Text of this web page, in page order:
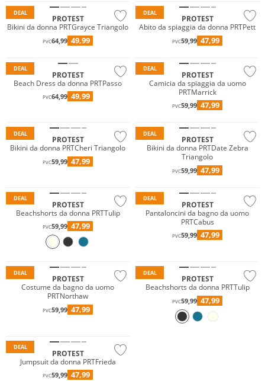
DEAL
PROTEST
Bikini da donna PRTGrayce Triangolo
PVC64,99 49,99
DEAL
PROTEST
Abito da spiaggia da donna PRTPett
PVC59,99 47,99
DEAL
PROTEST
Beach Dress da donna PRTPasso
PVC64,99 49,99
DEAL
PROTEST
Camicia da spiaggia da uomo
PRTMarrick
PVC59,99 47,99
DEAL
PROTEST
Bikini da donna PRTCheri Triangolo
PVC59,99 47,99
DEAL
PROTEST
Bikini da donna PRTDate Zebra
Triangolo
PVC59,99 47,99
DEAL
PROTEST
Beachshorts da donna PRTTulip
PVC59,99 47,99
DEAL
PROTEST
Pantaloncini da bagno da uomo
PRTCabus
PVC59,99 47,99
DEAL
PROTEST
Costume da bagno da uomo
PRTNorthaw
PVC59,99 47,99
DEAL
PROTEST
Beachshorts da donna PRTTulip
PVC59,99 47,99
DEAL
PROTEST
Jumpsuit da donna PRTFrieda
PVC59,99 47,99